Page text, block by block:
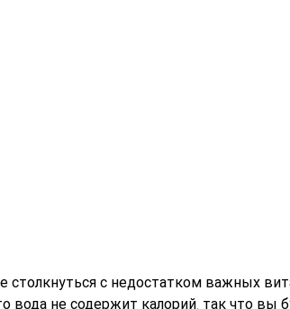
вода не содержит калорий, так что вы